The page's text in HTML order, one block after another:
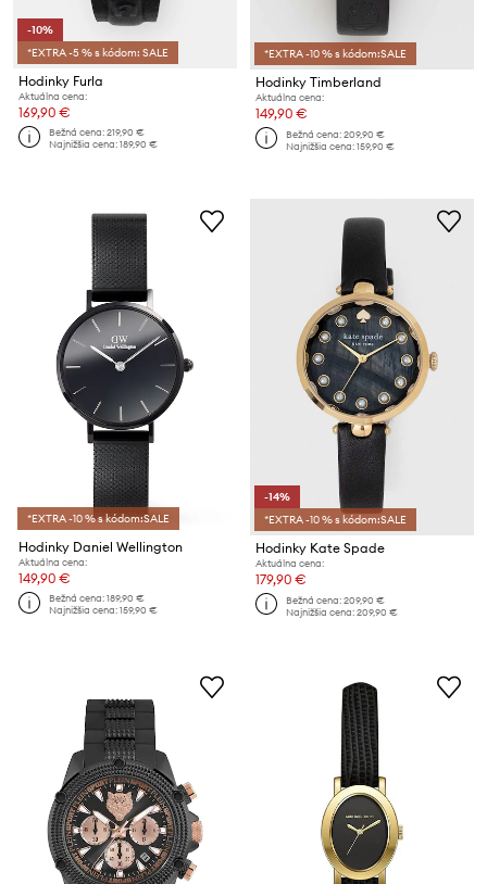
-10%
*EXTRA -5 % s kódom: SALE
Hodinky Furla
Aktuálna cena:
169,90 €
Bežná cena:219,90 €
Najnižšia cena:189,90 €
*EXTRA -10 % s kódom:SALE
Hodinky Timberland
Aktuálna cena:
149,90 €
Bežná cena:209,90 €
Najnižšia cena:159,90 €
*EXTRA -10 % s kódom:SALE
Hodinky Daniel Wellington
Aktuálna cena:
149,90 €
Bežná cena:189,90 €
Najnižšia cena:159,90 €
-14%
*EXTRA -10 % s kódom:SALE
Hodinky Kate Spade
Aktuálna cena:
179,90 €
Bežná cena:209,90 €
Najnižšia cena:209,90 €